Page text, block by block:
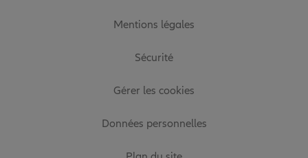
Mentions légales
Sécurité
Gérer les cookies
Données personnelles